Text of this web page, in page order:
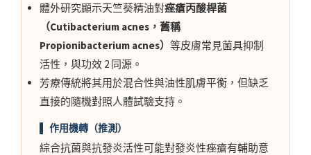
體外研究顯示天竺葵精油對痤瘡丙酸桿菌
（Cutibacterium acnes，舊稱
Propionibacterium acnes） 等皮膚常見菌具抑制
活性，與功效 2 同源。
芳療傳統將其用於混合性與油性肌膚平衡，但缺乏
直接的隨機對照人體試驗支持。
▌ 作用機轉（推測）
綜合抗菌與抗發炎活性可能對發炎性痤瘡有輔助意